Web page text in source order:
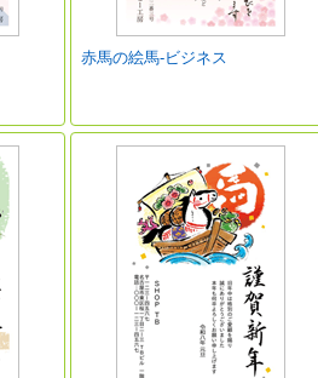
赤馬の絵馬-ビジネス